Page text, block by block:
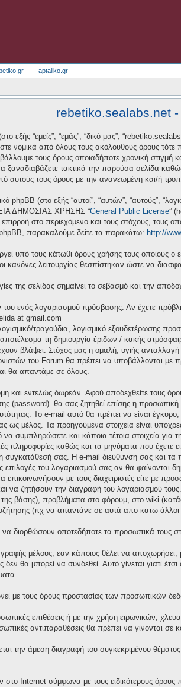
aptaliko.gr
rebetiko.sealabs.net -
εξής “εμείς”, “εμάς”, “δικό μας”,
νομικά από όλους τους ακόλουθους όρους
τους όρους οποιαδήποτε χρονική
τακτικά την παρούσα σελίδα
αυτούς τους όρους με την ανανεωμένη και/ή
phpBB (στο εξής “αυτοί”, “αυτών”, “αυτούς”,
ΔΗΜΟΣΙΑΣ ΧΡΗΣΗΣ “General Public License”
στο περιεχόμενο και τους στόχους, τους
phpBB, παρακαλούμε δείτε τα παρακάτω: http://
υπό τους κάτωθι όρους χρήσης τους οποίους ο
κανόνες λειτουργίας θεσπίστηκαν ώστε να
της σελίδας σημαίνει το σεβασμό και την
του ενός λογαριασμού πρόσβασης. Αν έχετε
at gmail.com
τραγούδια, λογισμικό εξουδετέρωσης
τη δημιουργία έριδων / κακής
βλάψει. Στόχος μας η ομαλή, υγιής
του Forum θα πρέπει να υποβάλλονται
θα απαντάμε σε όλους.
και εντελώς δωρεάν. Αφού αποδεχθείτε τους
(password). θα σας ζητηθεί επίσης η
Το e-mail αυτό θα πρέπει να είναι
ως μέλος. Τα προηγούμενα στοιχεία είναι
συμπληρώσετε και κάποια τέτοια στοιχεία για
πληροφορίες καθώς και τα μηνύματα που
συγκατάθεσή σας. Η e-mail διεύθυνση σας και
επιλογές του λογαριασμού σας αν θα φαίνονται
με τους διαχειριστές είτε με
να ζητήσουν την διαγραφή του λογαριασμού
βάσης), προβλήματα στο φόρουμ, στο wiki
(πχ να απαντάνε σε αυτά απο κατω
να διορθώσουν οποτεδήποτε τα προσωπικά τους
μέλους, εαν κάποιος θέλει να
θα μπορεί να συνδεθεί. Αυτό γίνεται γιατί
με τους όρους προστασίας των προσωπικών
επιθέσεις ή με την χρήση ειρωνικών,
αντιπαραθέσεις θα πρέπει να γίνονται σε
την άμεση διαγραφή του συγκεκριμένου
στο Internet σύμφωνα με τους ειδικότερους